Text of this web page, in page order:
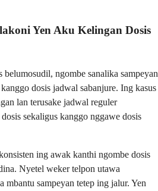
Yen Aku Kelingan Dosis
belumosudil, ngombe sanalika sampeyan
dosis jadwal sabanjure. Ing kasus
lan terusake jadwal reguler
sekaligus kanggo nggawe dosis
ing awak kanthi ngombe dosis
Nyetel weker telpon utawa
mbantu sampeyan tetep ing jalur. Yen